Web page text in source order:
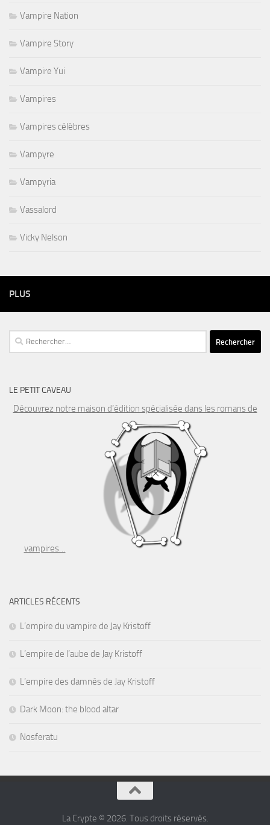
Vampire Nation
Vampire Story
Vampire Yui
Vampires
Vampires célèbres
Vampyre
Vampyria
Vassalord
Vicky Nelson
PLUS
Rechercher :
LE PETIT CAVEAU
Découvrez notre maison d’édition spécialisée dans les romans de
vampires…
ARTICLES RÉCENTS
L’empire du vampire de Jay Kristoff
L’empire de l’aube de Jay Kristoff
L’empire des damnés de Jay Kristoff
Dark Moon: the blood altar
Nosferatu
La Crypte © 2026. Tous droits réservés.